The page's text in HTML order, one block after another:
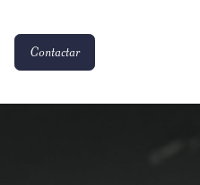
Contactar​